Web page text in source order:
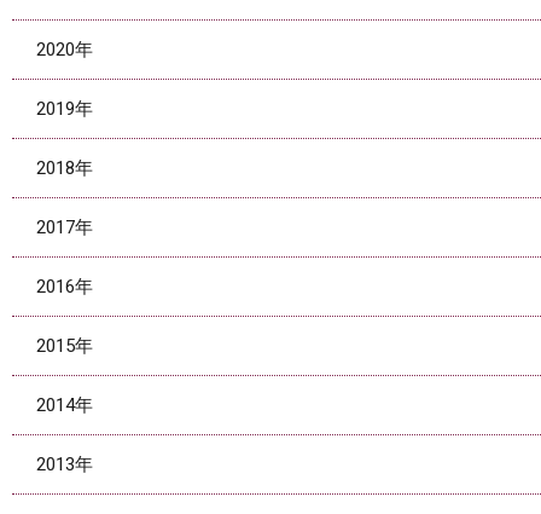
2020年
2019年
2018年
2017年
2016年
2015年
2014年
2013年